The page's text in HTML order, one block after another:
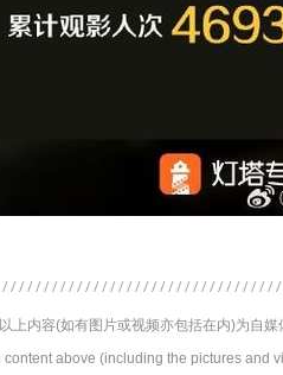
上内容(如有图片或视频亦包括在内)为自媒
content above (including the pictures and